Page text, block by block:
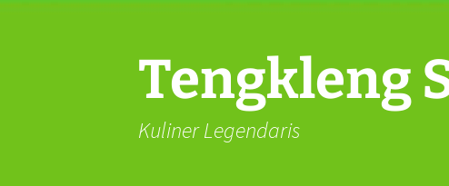
Tengkleng
Kuliner Legendaris